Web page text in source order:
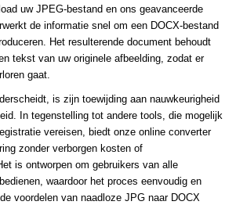
uw JPEG-bestand en ons geavanceerde
de informatie snel om een DOCX-bestand
Het resulterende document behoudt
tekst van uw originele afbeelding, zodat er
gaat.
is zijn toewijding aan nauwkeurigheid
In tegenstelling tot andere tools, die mogelijk
vereisen, biedt onze online converter
zonder verborgen kosten of
is ontworpen om gebruikers van alle
waardoor het proces eenvoudig en
voordelen van naadloze JPG naar DOCX